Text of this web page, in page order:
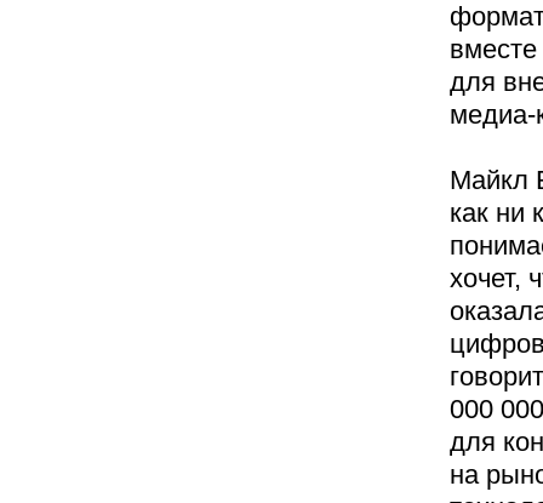
для
медиа-
Майкл
как ни
хочет,
000
для
на